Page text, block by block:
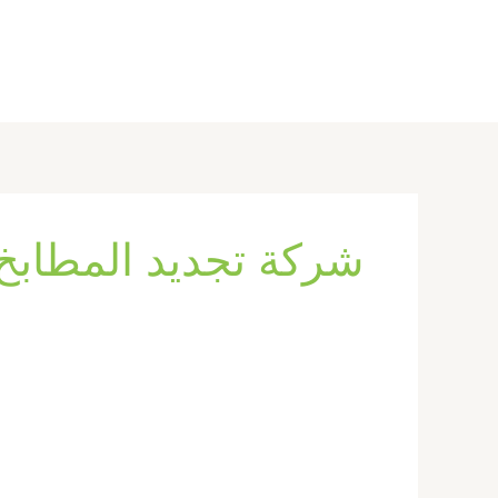
شركة تجديد